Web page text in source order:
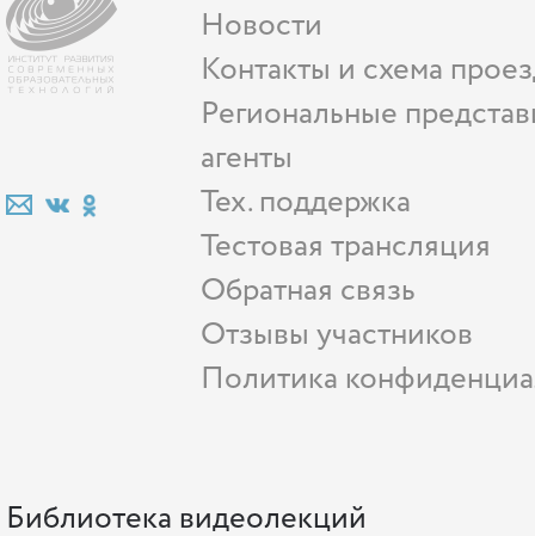
Новости
Контакты и схема
Региональные
агенты
Тех. поддержка
Тестовая трансляция
Обратная связь
Отзывы участников
Политика
Библиотека видеолекций